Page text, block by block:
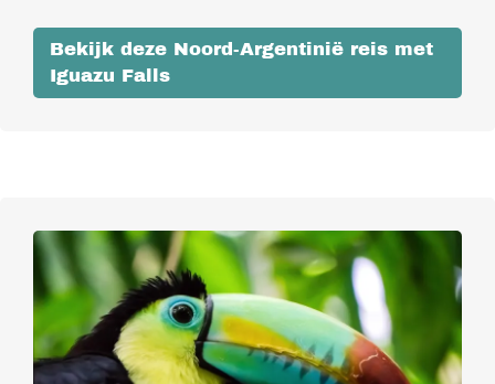
Bekijk deze Noord-Argentinië reis met
Iguazu Falls